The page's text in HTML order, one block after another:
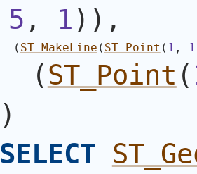
5 , 1) ) ,
( ST_MakeLine ( ST_Point ( 1 , 1
( ST_Point (
)
SELECT